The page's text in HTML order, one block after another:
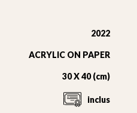
2022
ACRYLIC ON PAPER
30 X 40 (cm)
inclus